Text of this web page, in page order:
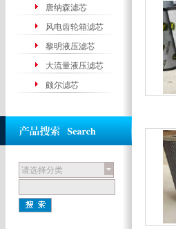
请选择分类
唐纳森滤芯
风电齿轮箱滤芯
黎明液压滤芯
大流量液压滤芯
颇尔滤芯